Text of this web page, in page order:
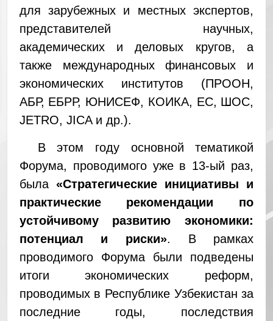
для зарубежных и местных экспертов,
представителей научных,
академических и деловых кругов, а
также международных финансовых и
экономических институтов (ПРООН,
АБР, ЕБРР, ЮНИСЕФ, КОИКА, ЕС, ШОС,
JETRO, JICA и др.).
В этом году основной тематикой
Форума, проводимого уже в 13-ый раз,
была «Стратегические инициативы и
практические рекомендации по
устойчивому развитию экономики:
потенциал и риски». В рамках
проводимого Форума были подведены
итоги экономических реформ,
проводимых в Республике Узбекистан за
последние годы, последствия